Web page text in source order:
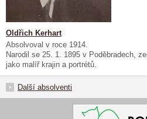
Oldřich Kerhart
Absolvoval v roce 1914.
Narodil se 25. 1. 1895 v Poděbradech,
jako malíř krajin a portrétů.
Další absolventi